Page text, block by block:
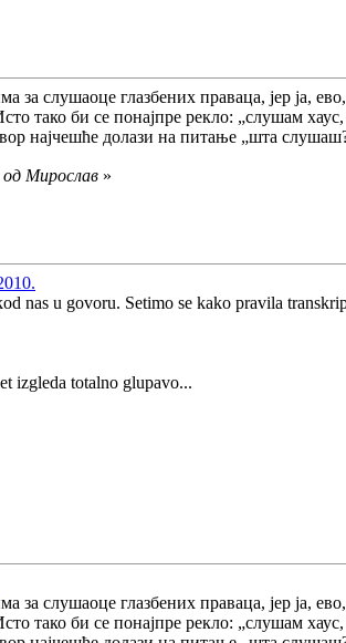
слушаоце глазбених праваца, јер ја,
тако би се понајпре рекло: „слушам
најчешће долази на питање „шта
Мирослав »
nas u govoru. Setimo se kako pravila
izgleda totalno glupavo...
слушаоце глазбених праваца, јер ја,
тако би се понајпре рекло: „слушам